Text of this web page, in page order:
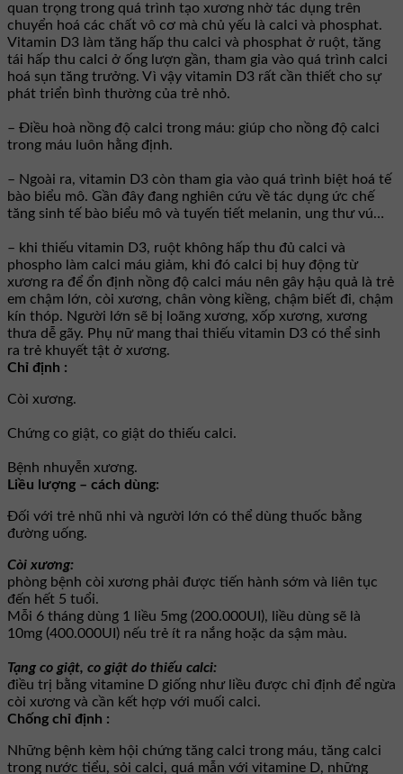
quan trọng trong quá trình tạo xương nhờ tác dụng trên
chuyển hoá các chất vô cơ mà chủ yếu là calci và phosphat.
Vitamin D3 làm tăng hấp thu calci và phosphat ở ruột, tăng
tái hấp thu calci ở ống lượn gần, tham gia vào quá trình calci
hoá sụn tăng trưởng. Vì vậy vitamin D3 rất cần thiết cho sự
phát triển bình thường của trẻ nhỏ.
– Điều hoà nồng độ calci trong máu: giúp cho nồng độ calci
trong máu luôn hằng định.
– Ngoài ra, vitamin D3 còn tham gia vào quá trình biệt hoá tế
bào biểu mô. Gần đây đang nghiên cứu về tác dụng ức chế
tăng sinh tế bào biểu mô và tuyến tiết melanin, ung thư vú…
– khi thiếu vitamin D3, ruột không hấp thu đủ calci và
phospho làm calci máu giảm, khi đó calci bị huy động từ
xương ra để ổn định nồng độ calci máu nên gây hậu quả là trẻ
em chậm lớn, còi xương, chân vòng kiềng, chậm biết đi, chậm
kín thóp. Người lớn sẽ bị loãng xương, xốp xương, xương
thưa dễ gãy. Phụ nữ mang thai thiếu vitamin D3 có thể sinh
ra trẻ khuyết tật ở xương.
Chỉ định :
Còi xương.
Chứng co giật, co giật do thiếu calci.
Bệnh nhuyễn xương.
Liều lượng – cách dùng:
Đối với trẻ nhũ nhi và người lớn có thể dùng thuốc bằng
đường uống.
Còi xương:
phòng bệnh còi xương phải được tiến hành sớm và liên tục
đến hết 5 tuổi.
Mỗi 6 tháng dùng 1 liều 5mg (200.000UI), liều dùng sẽ là
10mg (400.000UI) nếu trẻ ít ra nắng hoặc da sậm màu.
Tạng co giật, co giật do thiếu calci:
điều trị bằng vitamine D giống như liều được chỉ định để ngừa
còi xương và cần kết hợp với muối calci.
Chống chỉ định :
Những bệnh kèm hội chứng tăng calci trong máu, tăng calci
trong nước tiểu, sỏi calci, quá mẫn với vitamine D, những